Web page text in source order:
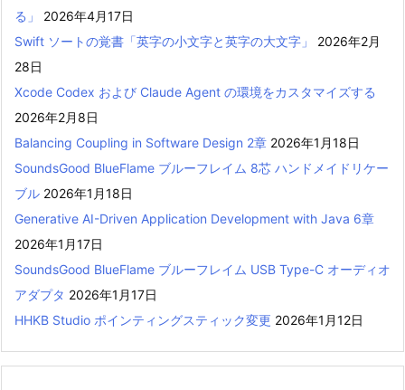
る」
2026年4月17日
Swift ソートの覚書「英字の小文字と英字の大文字」
2026年2月
28日
Xcode Codex および Claude Agent の環境をカスタマイズする
2026年2月8日
Balancing Coupling in Software Design 2章 2026年1月18日
SoundsGood BlueFlame ブルーフレイム 8芯 ハンドメイドリケー
ブル 2026年1月18日
Generative AI-Driven Application Development with Java 6章
2026年1月17日
SoundsGood BlueFlame ブルーフレイム USB Type-C オーディオ
アダプタ 2026年1月17日
HHKB Studio ポインティングスティック変更 2026年1月12日